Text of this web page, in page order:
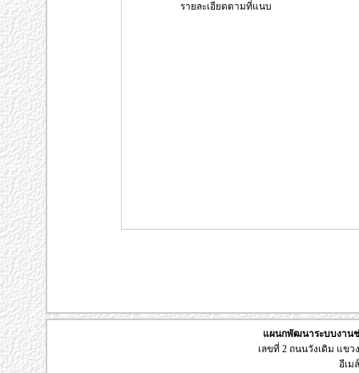
รายละเอียดตามที่แนบ
แผนกพัฒนาระบบงานช่
เลขที่ 2 ถนนวังเดิม แขว
อีเม